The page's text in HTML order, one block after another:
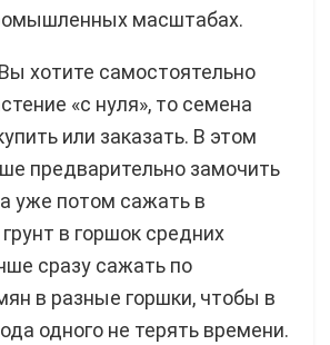
масштабах.
хотите самостоятельно
«с нуля», то семена
или заказать. В этом
предварительно замочить
уже потом сажать в
в горшок средних
сразу сажать по
в разные горшки, чтобы в
одного не терять времени.